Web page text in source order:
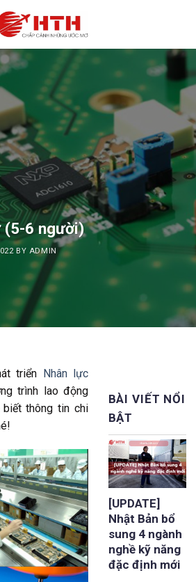
(5-6 người)
BY ADMIN
triển Nhân lực
trình lao động
thông tin chi
BÀI VIẾT NỔI
BẬT
[UPDATE]
Nhật Bản bổ
sung 4 ngành
nghề kỹ năng
đặc định mới